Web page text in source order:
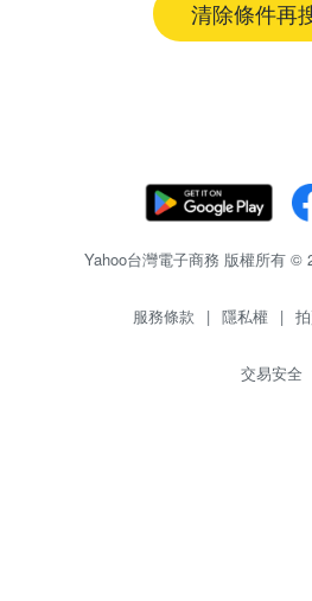
清除條件再
Yahoo台灣電子商務 版權所有 ©
服務條款 | 隱私權 |
交易安全